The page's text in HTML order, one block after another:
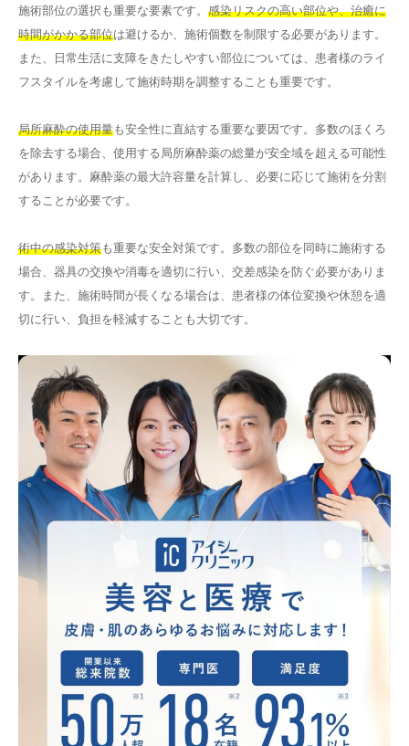
施術部位の選択も重要な要素です。 感染リスクの高い部位や、治癒に
時間がかかる部位は避けるか、施術個数を制限する必要があります。
また、日常生活に支障をきたしやすい部位については、患者様のライ
フスタイルを考慮して施術時期を調整することも重要です。
局所麻酔の使用量も安全性に直結する重要な要因です。多数のほくろ
を除去する場合、使用する局所麻酔薬の総量が安全域を超える可能性
があります。麻酔薬の最大許容量を計算し、必要に応じて施術を分割
することが必要です。
術中の感染対策も重要な安全対策です。多数の部位を同時に施術する
場合、器具の交換や消毒を適切に行い、交差感染を防ぐ必要がありま
す。また、施術時間が長くなる場合は、患者様の体位変換や休憩を適
切に行い、負担を軽減することも大切です。